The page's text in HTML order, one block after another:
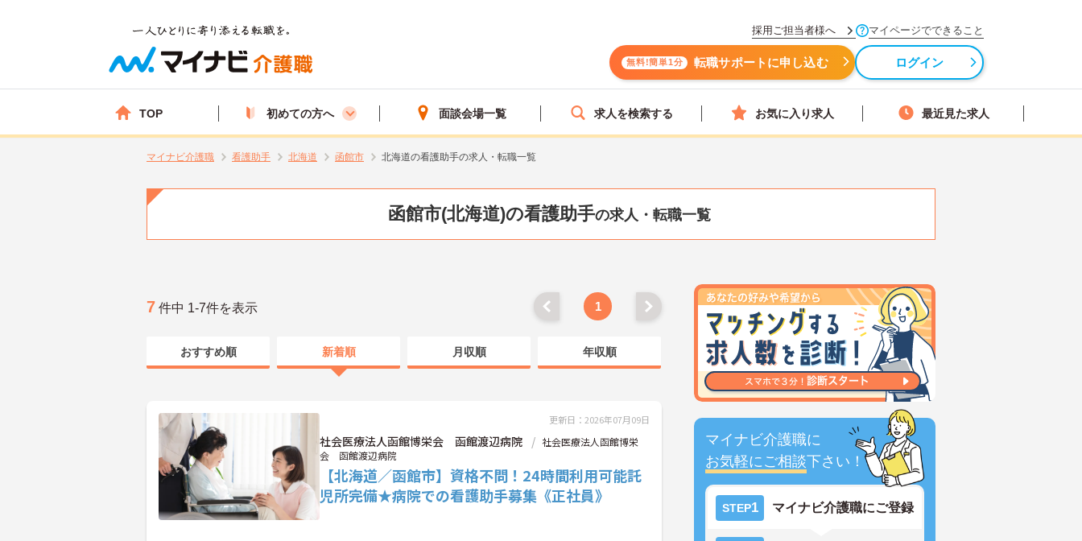
採用ご担当者様へ マイページでできること
無料!簡単1分 転職サポートに申し込む ログイン
TOP 初めての方へ 面談会場一覧 求人を検索する お気に入り求人 最近見た求人
マイナビ介護職 看護助手 北海道 函館市 北海道の看護助手の求人・転職一覧
函館市(北海道)の看護助手の求人・転職一覧
マイナビ介護職に
お気軽にご相談下さい！
STEP1 マイナビ介護職にご登録
7 件中 1-7件を表示 1
おすすめ順 新着順 月収順 年収順
更新日：2026年07月09日
社会医療法人函館博栄会 函館渡辺病院
社会医療法人函館博栄
会 函館渡辺病院
【北海道／函館市】資格不問！24時間利用可能託
児所完備★病院での看護助手募集《正社員》